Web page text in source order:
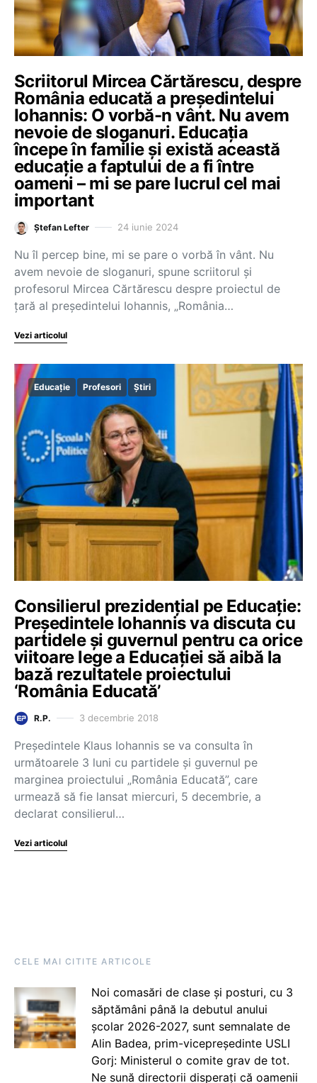
Scriitorul Mircea Cărtărescu, despre
România educată a președintelui
Iohannis: O vorbă-n vânt. Nu avem
nevoie de sloganuri. Educația
începe în familie și există această
educație a faptului de a fi între
oameni – mi se pare lucrul cel mai
important
Ștefan Lefter 24 iunie 2024
Nu îl percep bine, mi se pare o vorbă în vânt. Nu
avem nevoie de sloganuri, spune scriitorul și
profesorul Mircea Cărtărescu despre proiectul de
țară al președintelui Iohannis, „România…
Vezi articolul
Educație Profesori Știri
Consilierul prezidențial pe Educație:
Președintele Iohannis va discuta cu
partidele și guvernul pentru ca orice
viitoare lege a Educației să aibă la
bază rezultatele proiectului
‘România Educată’
R.P. 3 decembrie 2018
Preşedintele Klaus Iohannis se va consulta în
următoarele 3 luni cu partidele și guvernul pe
marginea proiectului „România Educată”, care
urmează să fie lansat miercuri, 5 decembrie, a
declarat consilierul…
Vezi articolul
CELE MAI CITITE ARTICOLE
Noi comasări de clase și posturi, cu 3
săptămâni până la debutul anului
școlar 2026-2027, sunt semnalate de
Alin Badea, prim-vicepreședinte USLI
Gorj: Ministerul o comite grav de tot.
Ne sună directorii disperați că oamenii